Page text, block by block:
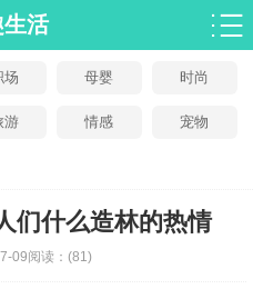
活
场 母婴 时尚
游 情感 宠物
们什么造林的热情
09阅读： (81)